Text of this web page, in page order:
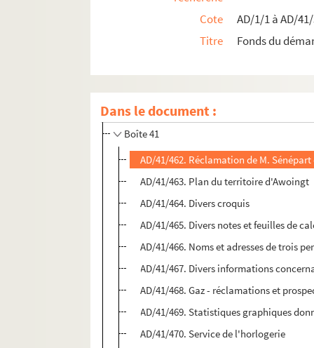
Cote
AD/1/1 à AD/
Titre
Fonds du
Dans le document :
Aménagements urbains
Mouvement parcellaire
Documents divers
Boîte 41
AD/41/462. Réclamation de M.
AD/41/463. Plan du territoire d'Awoingt
AD/41/464. Divers croquis
AD/41/465. Divers notes et feuilles de
AD/41/466. Noms et adresses de trois
AD/41/467. Divers informations
AD/41/468. Gaz - réclamations et
AD/41/469. Statistiques graphiques
AD/41/470. Service de l'horlogerie